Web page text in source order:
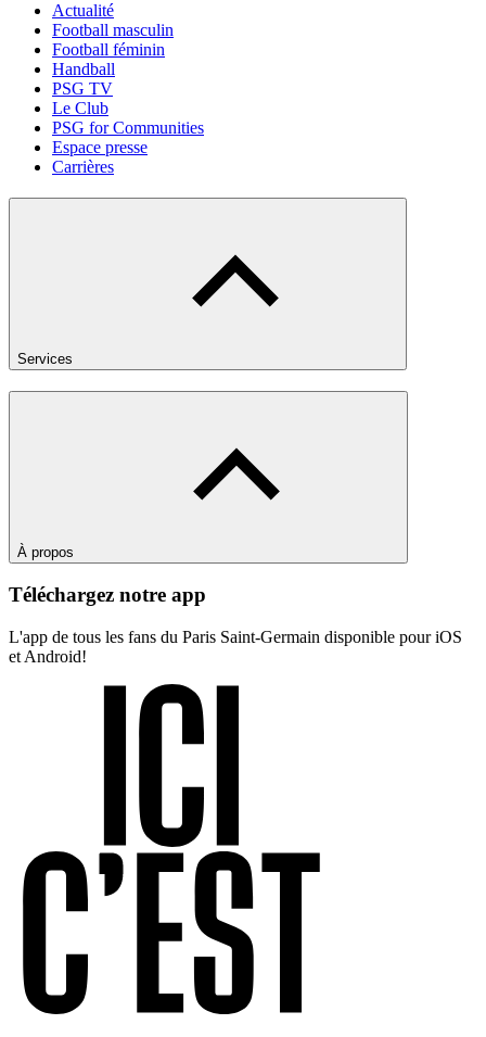
Actualité
Football masculin
Football féminin
Handball
PSG TV
Le Club
PSG for Communities
Espace presse
Carrières
Services
À propos
Téléchargez notre app
L'app de tous les fans du Paris Saint-Germain disponible pour iOS
et Android!